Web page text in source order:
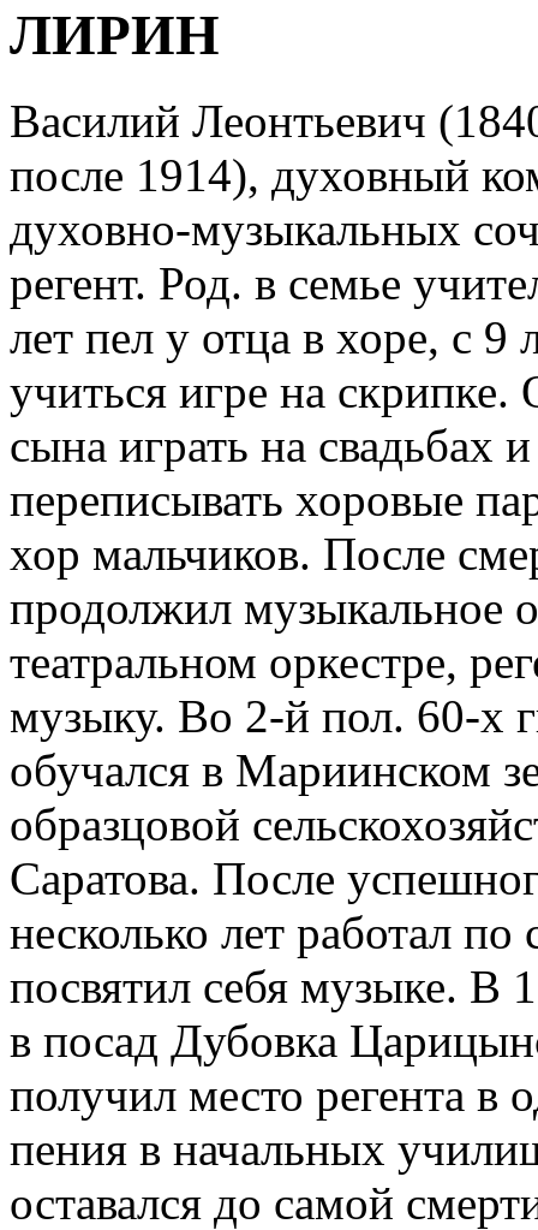
ЛИРИН
Василий Леонтьевич
после 1914), духовный
духовно-музыкальных
регент. Род. в семье
лет пел у отца в хоре, с 9
учиться игре на
сына играть на свадьбах
переписывать хоровые
хор мальчиков. После
продолжил музыкальное
театральном оркестре,
музыку. Во 2-й пол. 60-х
обучался в Мариинском
образцовой
Саратова. После
несколько лет работал
посвятил себя музыке. В
в посад Дубовка
получил место регента в
пения в начальных
оставался до самой